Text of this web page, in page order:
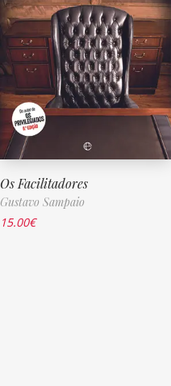
Os Facilitadores
Gustavo Sampaio
15.00€